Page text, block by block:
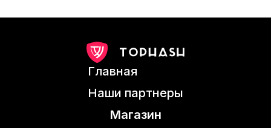
Antminer купить Киев
Киев купить роутер
Whatsminer m20s
Купить комплектующие для майнинга
Главная
Наши партнеры
Магазин